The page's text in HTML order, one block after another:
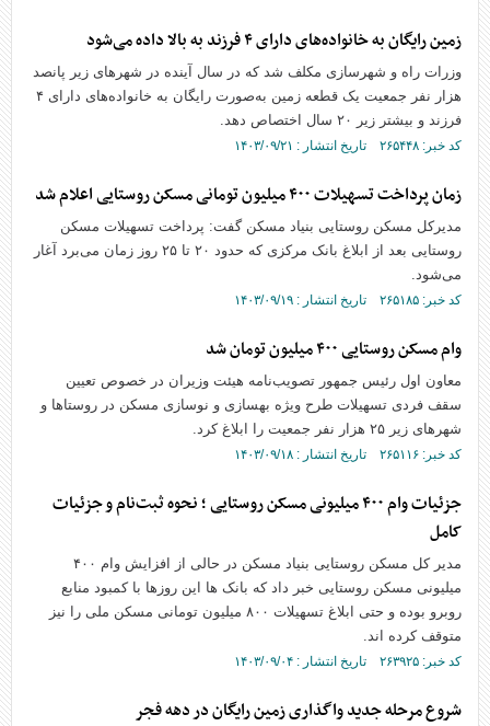
زمین رایگان به خانواده‌های دارای ۴ فرزند به بالا داده می‌شود
وزرات راه و شهرسازی مکلف شد که در سال آینده در شهر‌های زیر پانصد
هزار نفر جمعیت یک قطعه زمین به‌صورت رایگان به خانواده‌های دارای ۴
فرزند و بیشتر زیر ۲۰ سال اختصاص دهد.
کد خبر: ۲۶۵۴۴۸ تاریخ انتشار : ۱۴۰۳/۰۹/۲۱
زمان پرداخت تسهیلات ۴۰۰ میلیون تومانی مسکن روستایی اعلام شد
مدیرکل مسکن روستایی بنیاد مسکن گفت: پرداخت تسهیلات مسکن
روستایی بعد از ابلاغ بانک مرکزی که حدود ۲۰ تا ۲۵ روز زمان می‌برد آغار
می‌شود.
کد خبر: ۲۶۵۱۸۵ تاریخ انتشار : ۱۴۰۳/۰۹/۱۹
وام مسکن روستایی ۴۰۰ میلیون تومان شد
معاون اول رئیس جمهور تصویب‌نامه هیئت وزیران در خصوص تعیین
سقف فردی تسهیلات طرح ویژه بهسازی و نوسازی مسکن در روستاها و
شهرهای زیر ۲۵ هزار نفر جمعیت را ابلاغ کرد.
کد خبر: ۲۶۵۱۱۶ تاریخ انتشار : ۱۴۰۳/۰۹/۱۸
جزئیات وام ۴۰۰ میلیونی مسکن روستایی ؛ نحوه ثبت‌نام و جزئیات
کامل
مدیر کل مسکن روستایی بنیاد مسکن در حالی از افزایش وام ۴۰۰
میلیونی مسکن روستایی خبر داد که بانک ها این روزها با کمبود منابع
روبرو بوده و حتی ابلاغ تسهیلات ۸۰۰ میلیون تومانی مسکن ملی را نیز
متوقف کرده اند.
کد خبر: ۲۶۳۹۲۵ تاریخ انتشار : ۱۴۰۳/۰۹/۰۴
شروع مرحله جدید واگذاری زمین رایگان در دهه فجر